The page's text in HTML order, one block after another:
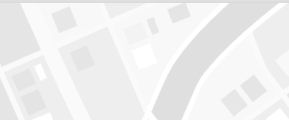
Val Village - Rond point de l'Office du Tourisme
Notre bureau de Val Village est ouvert l'été tous les jours de